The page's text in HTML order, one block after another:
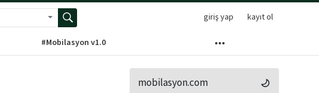
Gelişmiş arama menüsünü aç giriş yap kayıt ol
#Mobilasyon v1.0
mobilasyon.com